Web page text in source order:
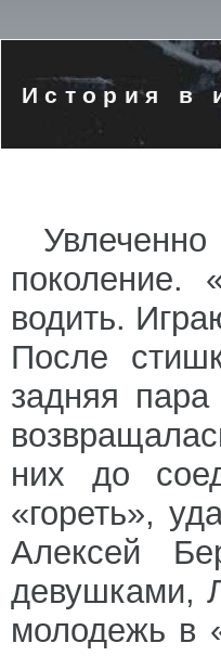
История в
поколение.
водить.
После
задняя
них до
«гореть»,
Алексей
девушками,
молодежь в